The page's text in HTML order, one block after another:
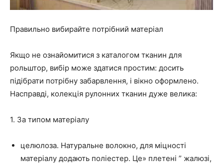
Правильно вибирайте потрібний матеріал
Якщо не ознайомитися з каталогом тканин для
рольштор, вибір може здатися простим: досить
підібрати потрібну забарвлення, і вікно оформлено.
Насправді, колекція рулонних тканин дуже велика:
1. За типом матеріалу
целюлоза. Натуральне волокно, для міцності
матеріалу додають поліестер. Це» плетені ” жалюзі,